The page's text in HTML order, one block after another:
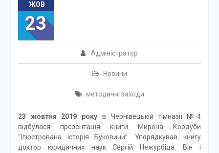
ЖОВ
23
Адміністратор
Новини
методичні заходи
23 жовтня 2019 року в Чернівецькій гімназії №4
відбулася презентація книги Мирона Кордуби
“Ілюстрована історія Буковини”. Упорядкував книгу
доктор юридичних наук Сергій Нежурбіда. Він і